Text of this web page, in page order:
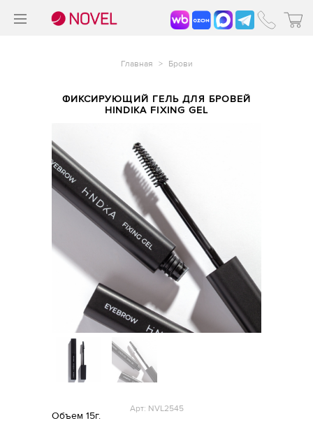
Главная > Брови
ФИКСИРУЮЩИЙ ГЕЛЬ ДЛЯ БРОВЕЙ
HINDIKA FIXING GEL
Арт: NVL2545
Объем 15г.